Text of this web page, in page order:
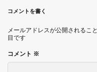
コメントを書く
メールアドレスが公開されるこ
目です
コメント ※